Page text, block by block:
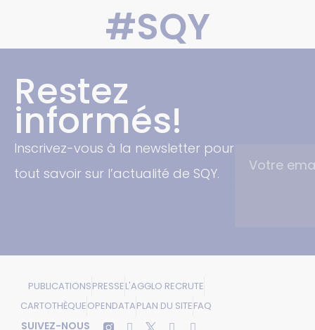
#SQY
Restez
informés!
Inscrivez-vous à la newsletter pour
tout savoir sur l’actualité de SQY.
PUBLICATIONSPRESSEL'AGGLO RECRUTE
CARTOTHÈQUEOPENDATAPLAN DU SITEFAQ
SUIVEZ-NOUS